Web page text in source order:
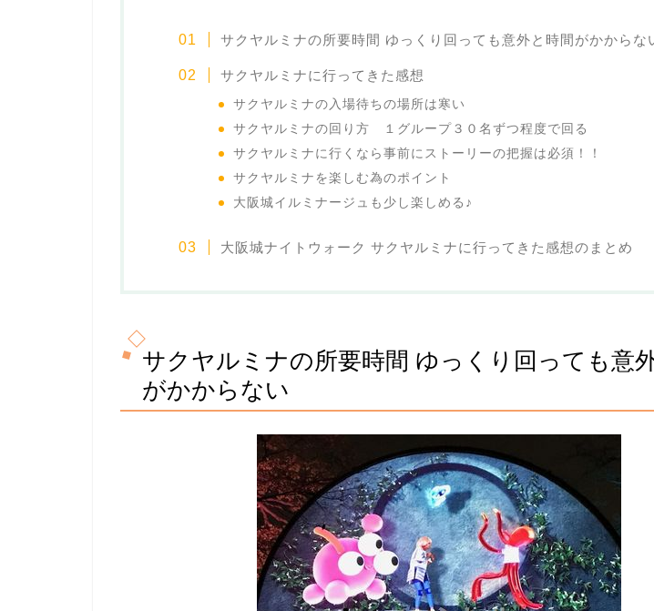
サクヤルミナの所要時間 ゆっくり回っても意外と時間がかからな
サクヤルミナに行ってきた感想
サクヤルミナの入場待ちの場所は寒い
サクヤルミナの回り方 １グループ３０名ずつ程度で回る
サクヤルミナに行くなら事前にストーリーの把握は必須！！
サクヤルミナを楽しむ為のポイント
大阪城イルミナージュも少し楽しめる♪
大阪城ナイトウォーク サクヤルミナに行ってきた感想のまとめ
サクヤルミナの所要時間 ゆっくり回っても意
がかからない